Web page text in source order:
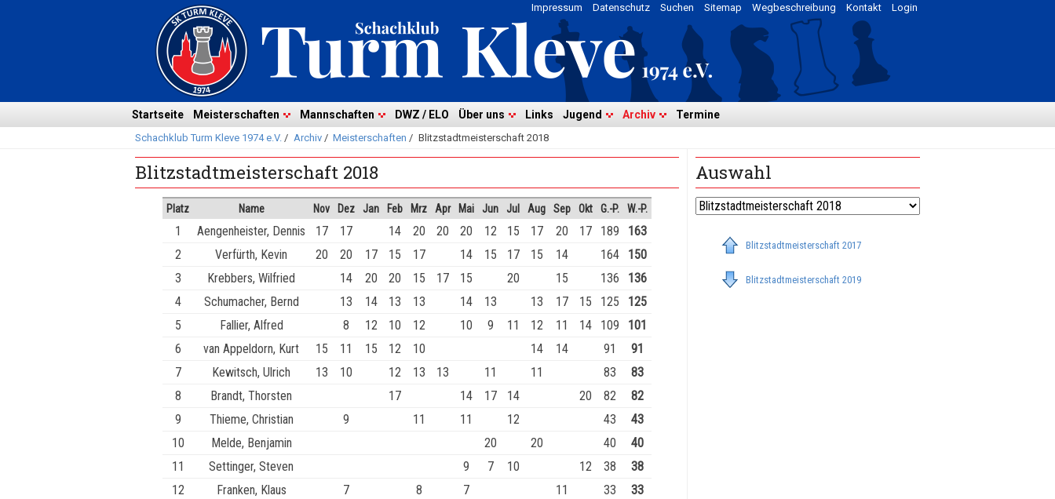
überspringen
Login
Kontakt
Wegbeschreibung
Sitemap
Suchen
Datenschutz
Impressum
Startseite Meisterschaften Mannschaften DWZ / ELO Über uns Links Jugend Archiv Termine
Schachklub Turm Kleve 1974 e.V. / Archiv/ Meisterschaften / Blitzstadtmeisterschaft 2018
Blitzstadtmeisterschaft 2018
Platz Name Nov Dez Jan Feb Mrz Apr Mai Jun Jul Aug Sep Okt G.-P. W.-P.
1 Aengenheister, Dennis 17 17 14 20 20 20 12 15 17 20 17 189
163
2
Verfürth, Kevin 20 20 17 15 17 14 15 17 15 14 164
150
3
Krebbers, Wilfried 14 20 20 15 17 15 20 15 136
136
4
Schumacher, Bernd 13 14 13 13 14 13 13 17 15 125
125
5
Fallier, Alfred 8 12 10 12 10 9 11 12 11 14 109
101
6
van Appeldorn, Kurt 15 11 15 12 10 14 14 91
91
7
Kewitsch, Ulrich 13 10 12 13 13 11 11 83
83
8
Brandt, Thorsten 17 14 17 14 20 82
82
9
Thieme, Christian 9 11 11 12 43
43
10
Melde, Benjamin 20 20 40
40
11
Settinger, Steven 9 7 10 12 38
38
12
Franken, Klaus 7 8 7 11 33
33
Auswahl
Blitzstadtmeisterschaft 2017
Blitzstadtmeisterschaft 2019